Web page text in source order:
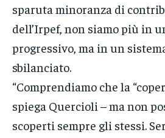
sparuta minoranza di
dell’Irpef, non siamo più in
progressivo, ma in un
sbilanciato.
“Comprendiamo che la
spiega Quercioli – ma non
scoperti sempre gli stessi.